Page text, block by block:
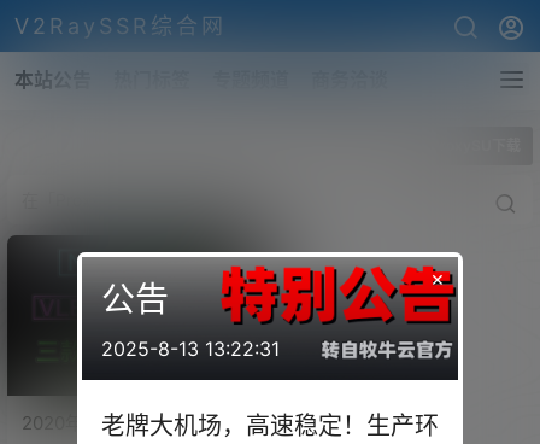
V2RaySSR综合网
本站公告
2020年三大流行科学上网协
×
公告
2025-8-13 13:22:31
老牌大机场，高速稳定！生产环